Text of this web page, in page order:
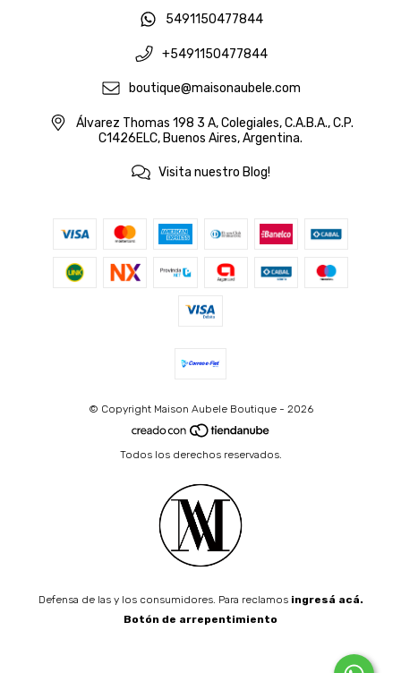
5491150477844
+5491150477844
boutique@maisonaubele.com
Álvarez Thomas 198 3 A, Colegiales, C.A.B.A., C.P.
C1426ELC, Buenos Aires, Argentina.
Visita nuestro Blog!
© Copyright Maison Aubele Boutique - 2026
Todos los derechos reservados.
Defensa de las y los consumidores. Para reclamos ingresá acá.
Botón de arrepentimiento